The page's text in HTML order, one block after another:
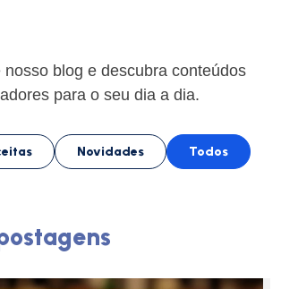
nosso blog e descubra conteúdos
para o seu dia a dia.
Novidades Todos